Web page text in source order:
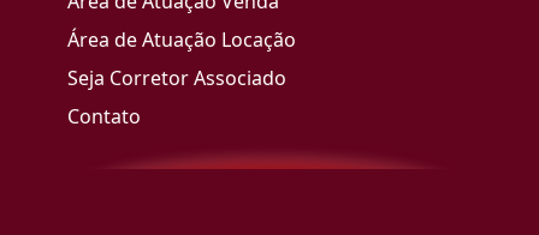
Área de Atuação Locação
Seja Corretor Associado
Contato